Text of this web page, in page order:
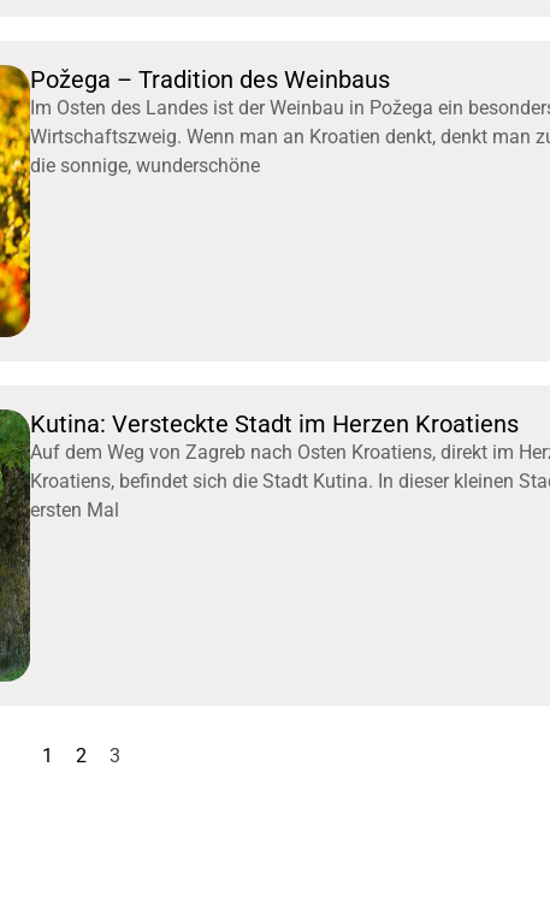
Požega – Tradition des Weinbaus
Im Osten des Landes ist der Weinbau in Požega ein
Wirtschaftszweig. Wenn man an Kroatien denkt, denkt man
die sonnige, wunderschöne
Kutina: Versteckte Stadt im Herzen Kroatiens
Auf dem Weg von Zagreb nach Osten Kroatiens, direkt im
Kroatiens, befindet sich die Stadt Kutina. In dieser kleinen
ersten Mal
1 2 3